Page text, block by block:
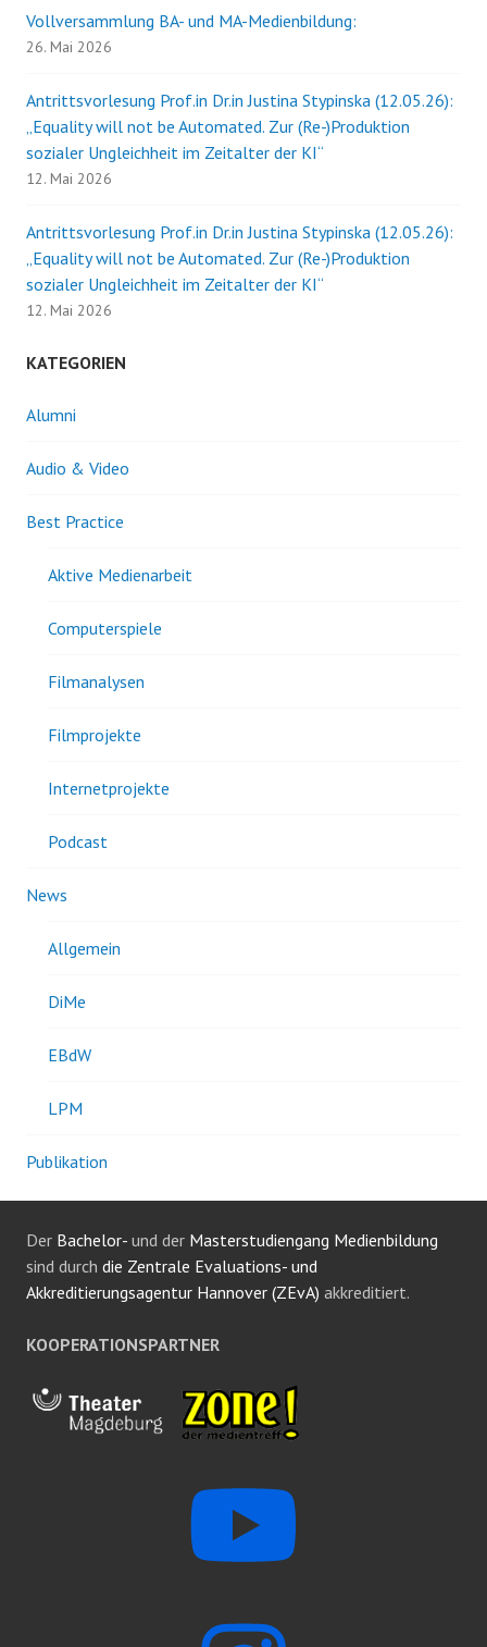
Vollversammlung BA- und MA-Medienbildung:
26. Mai 2026
Antrittsvorlesung Prof.in Dr.in Justina Stypinska (12.05.26):
„Equality will not be Automated. Zur (Re-)Produktion
sozialer Ungleichheit im Zeitalter der KI“
12. Mai 2026
Antrittsvorlesung Prof.in Dr.in Justina Stypinska (12.05.26):
„Equality will not be Automated. Zur (Re-)Produktion
sozialer Ungleichheit im Zeitalter der KI“
12. Mai 2026
KATEGORIEN
Alumni
Audio & Video
Best Practice
Aktive Medienarbeit
Computerspiele
Filmanalysen
Filmprojekte
Internetprojekte
Podcast
News
Allgemein
DiMe
EBdW
LPM
Publikation
Der Bachelor- und der Masterstudiengang Medienbildung
sind durch die Zentrale Evaluations- und
Akkreditierungsagentur Hannover (ZEvA) akkreditiert.
KOOPERATIONSPARTNER